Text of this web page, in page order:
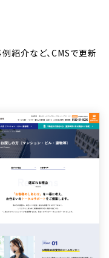
紹介など、CMSで更新